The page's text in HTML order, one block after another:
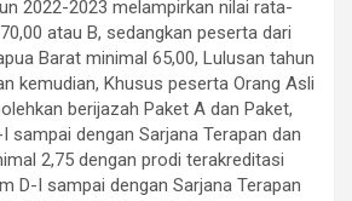
2022-2023 melampirkan nilai rata-
atau B, sedangkan peserta dari
Barat minimal 65,00, Lulusan tahun
kemudian, Khusus peserta Orang Asli
berijazah Paket A dan Paket,
sampai dengan Sarjana Terapan dan
2,75 dengan prodi terakreditasi
D-I sampai dengan Sarjana Terapan